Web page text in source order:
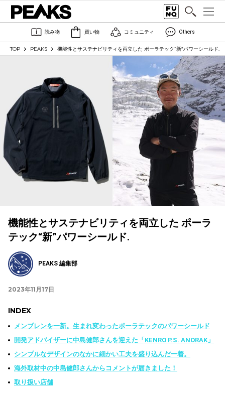
読み物 買い物 コミュニティ Others
TOP PEAKS 機能性とサステナビリティを両立した ポーラテック“新”パワーシールド.
機能性とサステナビリティを両立した ポーラ
テック“新”パワーシールド.
PEAKS 編集部
2023年11月17日
INDEX
メンブレンを一新。生まれ変わったポーラテックのパワーシールド
開発アドバイザーに中島健郎さんを迎えた「KENRO P.S. ANORAK」
シンプルなデザインのなかに細かい工夫を盛り込んだ一着。
海外取材中の中島健郎さんからコメントが届きました！
取り扱い店舗